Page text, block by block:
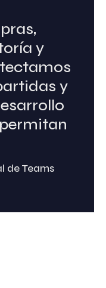
y
y
de Teams